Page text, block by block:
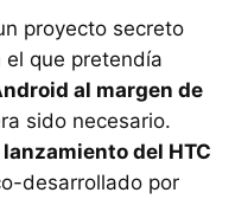
proyecto secreto
el que pretendía
al margen de
sido necesario.
del HTC
desarrollado por